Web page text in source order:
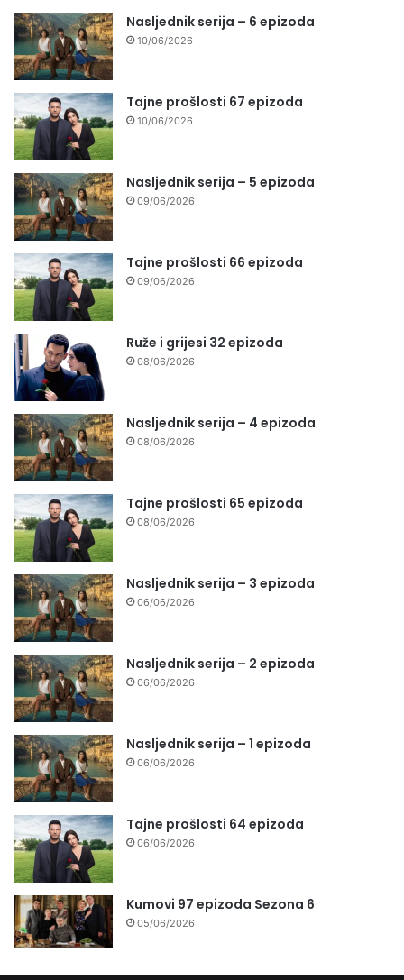
Nasljednik serija – 6 epizoda
10/06/2026
Tajne prošlosti 67 epizoda
10/06/2026
Nasljednik serija – 5 epizoda
09/06/2026
Tajne prošlosti 66 epizoda
09/06/2026
Ruže i grijesi 32 epizoda
08/06/2026
Nasljednik serija – 4 epizoda
08/06/2026
Tajne prošlosti 65 epizoda
08/06/2026
Nasljednik serija – 3 epizoda
06/06/2026
Nasljednik serija – 2 epizoda
06/06/2026
Nasljednik serija – 1 epizoda
06/06/2026
Tajne prošlosti 64 epizoda
06/06/2026
Kumovi 97 epizoda Sezona 6
05/06/2026